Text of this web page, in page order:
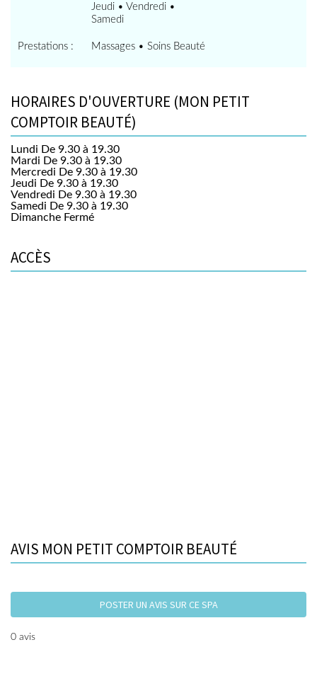
Jeudi • Vendredi •
Samedi
Prestations : Massages • Soins Beauté
HORAIRES D'OUVERTURE (MON PETIT
COMPTOIR BEAUTÉ)
Lundi De 9.30 à 19.30
Mardi De 9.30 à 19.30
Mercredi De 9.30 à 19.30
Jeudi De 9.30 à 19.30
Vendredi De 9.30 à 19.30
Samedi De 9.30 à 19.30
Dimanche Fermé
ACCÈS
AVIS MON PETIT COMPTOIR BEAUTÉ
POSTER UN AVIS SUR CE SPA
0 avis